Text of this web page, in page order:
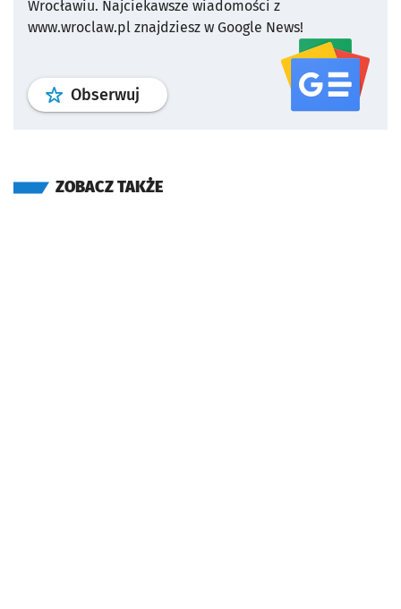
Wrocławiu. Najciekawsze wiadomości z
www.wroclaw.pl znajdziesz w Google News!
Obserwuj profil serwisu
ZOBACZ TAKŻE